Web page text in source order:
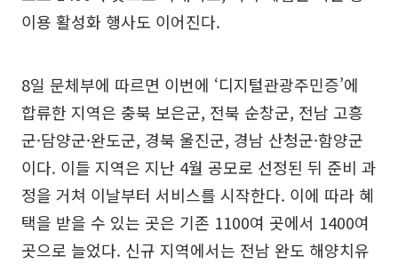
이용 활성화 행사도 이어진다.
8일 문체부에 따르면 이번에 ‘디지털관광주민증’에
합류한 지역은 충북 보은군, 전북 순창군, 전남 고흥
군·담양군·완도군, 경북 울진군, 경남 산청군·함양군
이다. 이들 지역은 지난 4월 공모로 선정된 뒤 준비 과
정을 거쳐 이날부터 서비스를 시작한다. 이에 따라 혜
택을 받을 수 있는 곳은 기존 1100여 곳에서 1400여
곳으로 늘었다. 신규 지역에서는 전남 완도 해양치유